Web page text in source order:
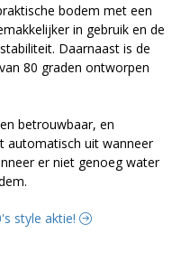
bodem met een
in gebruik en de
Daarnaast is de
80 graden ontworpen
betrouwbaar, en
automatisch uit wanneer
er niet genoeg water
style aktie!